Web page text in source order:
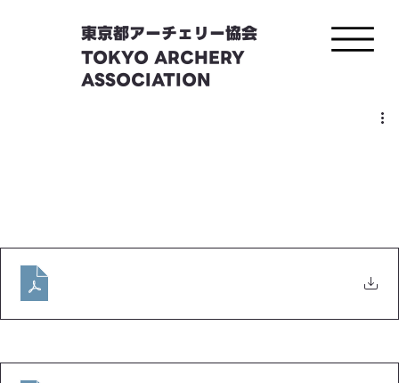
東京都アーチェリー協会
TOKYO ARCHERY
ASSOCIATION